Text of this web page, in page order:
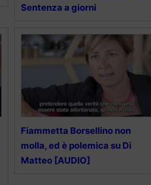
Sentenza a giorni
Fiammetta Borsellino non
molla, ed è polemica su Di
Matteo [AUDIO]